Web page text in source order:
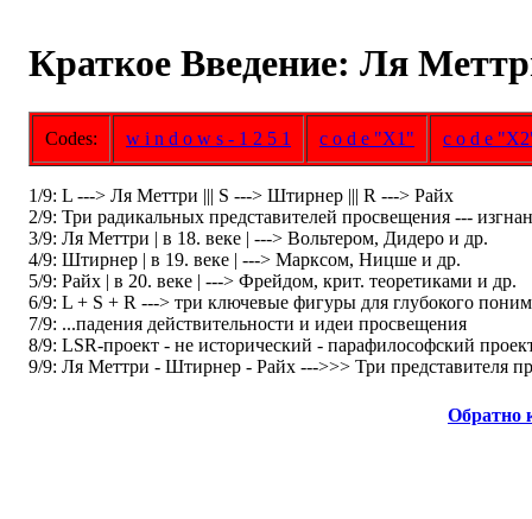
Краткое Введение: Ля
Codes: w i n d o w s - 1 2 5 1 c o d e "X1" c o d e
1/9: L ---> Ля Меттри ||| S ---> Штирнер ||| R ---> Райх
2/9: Три радикальных представителей просвещения ---
3/9: Ля Меттри | в 18. веке | ---> Вольтером, Дидеро и др.
4/9: Штирнер | в 19. веке | ---> Марксом, Ницше и др.
5/9: Райх | в 20. веке | ---> Фрейдом, крит. теоретиками и др.
6/9: L + S + R ---> три ключевые фигуры для глубокого
7/9: ...падения действительности и идеи просвещения
8/9: LSR-проект - не исторический - парафилософский
9/9: Ля Меттри - Штирнер - Райх --->>> Три представителя
Обратно